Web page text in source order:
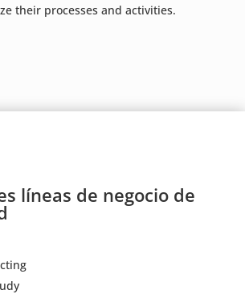
their processes and activities.
líneas de negocio de